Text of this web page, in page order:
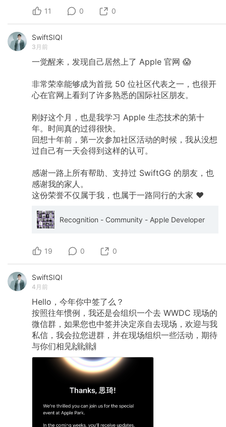
11 0 0
SwiftSIQI
3月前
一觉醒来，发现自己居然上了 Apple 官网 😱
非常荣幸能够成为首批 50 位社区代表之一，也很开
心在官网上看到了许多熟悉的国际社区朋友。
刚好这个月，也是我学习 Apple 生态技术的第十
年。时间真的过得很快。
回想十年前，第一次参加社区活动的时候，我从没想
过自己有一天会得到这样的认可。
感谢一路上所有帮助、支持过 SwiftGG 的朋友，也
感谢我的家人。
这份荣誉不仅属于我，也属于一路同行的大家 ❤️
Recognition - Community - Apple Developer
19 0 0
SwiftSIQI
4月前
Hello，今年你中签了么？
按照往年惯例，我还是会组织一个去 WWDC 现场的
微信群，如果您也中签并决定亲自去现场，欢迎与我
私信，我会拉您进群，并在现场组织一些活动，期待
与你们相见🙌🙌🙌